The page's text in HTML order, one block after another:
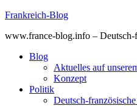
Skip
content
Frankreich-Blog
www.france-blog.info – Deutsch-
Blog
Aktuelles auf
Konzept
Politik
Deutsch-